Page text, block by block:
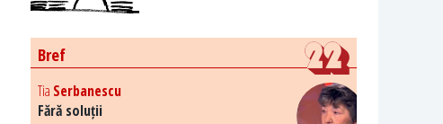
Bref
Tia Serbanescu
Fără soluții